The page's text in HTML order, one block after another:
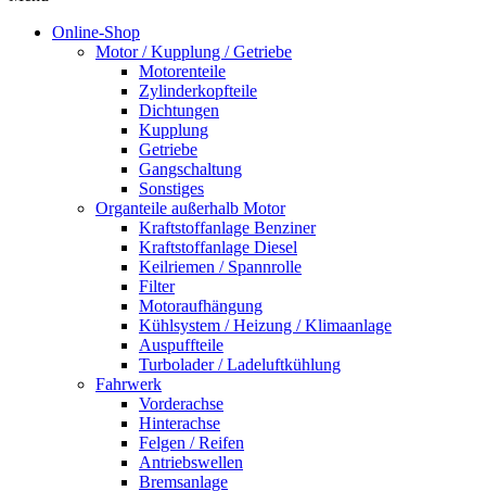
Online-Shop
Motor / Kupplung / Getriebe
Motorenteile
Zylinderkopfteile
Dichtungen
Kupplung
Getriebe
Gangschaltung
Sonstiges
Organteile außerhalb Motor
Kraftstoffanlage Benziner
Kraftstoffanlage Diesel
Keilriemen / Spannrolle
Filter
Motoraufhängung
Kühlsystem / Heizung / Klimaanlage
Auspuffteile
Turbolader / Ladeluftkühlung
Fahrwerk
Vorderachse
Hinterachse
Felgen / Reifen
Antriebswellen
Bremsanlage